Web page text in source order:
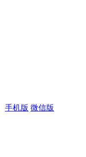
手机版 微信版